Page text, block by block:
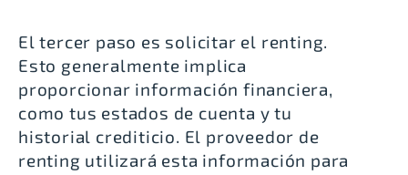
El tercer paso es solicitar el renting.
Esto generalmente implica
proporcionar información financiera,
como tus estados de cuenta y tu
historial crediticio. El proveedor de
renting utilizará esta información para